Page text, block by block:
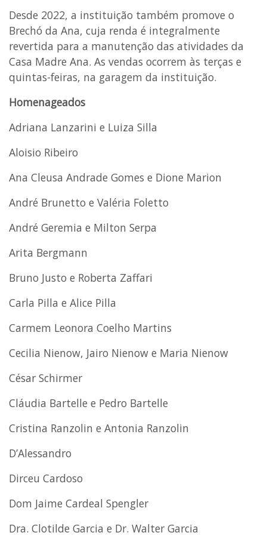
Desde 2022, a instituição também promove o
Brechó da Ana, cuja renda é integralmente
revertida para a manutenção das atividades da
Casa Madre Ana. As vendas ocorrem às terças e
quintas-feiras, na garagem da instituição.
Homenageados
Adriana Lanzarini e Luiza Silla
Aloisio Ribeiro
Ana Cleusa Andrade Gomes e Dione Marion
André Brunetto e Valéria Foletto
André Geremia e Milton Serpa
Arita Bergmann
Bruno Justo e Roberta Zaffari
Carla Pilla e Alice Pilla
Carmem Leonora Coelho Martins
Cecilia Nienow, Jairo Nienow e Maria Nienow
César Schirmer
Cláudia Bartelle e Pedro Bartelle
Cristina Ranzolin e Antonia Ranzolin
D’Alessandro
Dirceu Cardoso
Dom Jaime Cardeal Spengler
Dra. Clotilde Garcia e Dr. Walter Garcia